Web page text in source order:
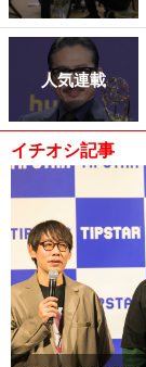
人気連載
イチオシ記事